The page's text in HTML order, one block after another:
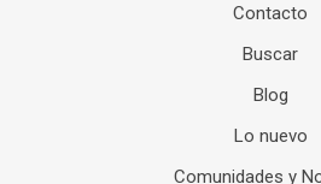
Contacto
Buscar
Blog
Lo nuevo
Comunidades y